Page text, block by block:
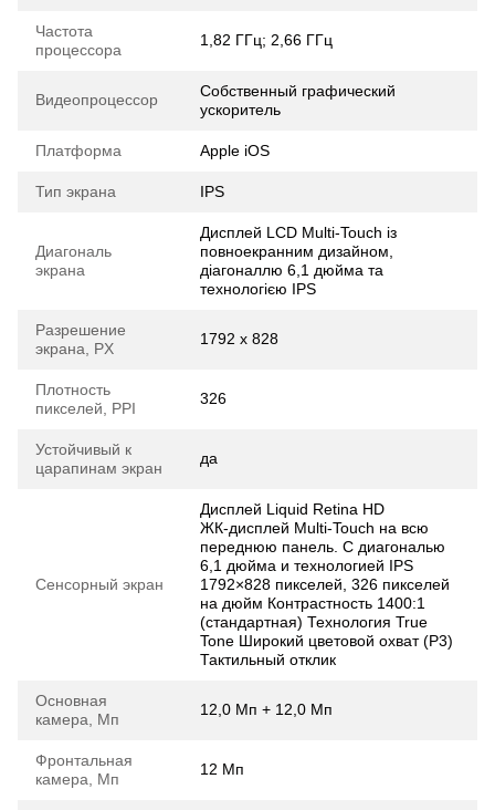
Частота
процессора
1,82 ГГц; 2,66 ГГц
Видеопроцессор
Собственный графический
ускоритель
Платформа Apple iOS
Тип экрана IPS
Диагональ
экрана
Дисплей LCD Multi-Touch із
повноекранним дизайном,
діагоналлю 6,1 дюйма та
технологією IPS
Разрешение
экрана, PX
1792 x 828
Плотность
пикселей, PPI
326
Устойчивый к
царапинам экран
да
Сенсорный экран
Дисплей Liquid Retina HD
ЖК‑дисплей Multi-Touch на всю
переднюю панель. С диагональю
6,1 дюйма и технологией IPS
1792×828 пикселей, 326 пикселей
на дюйм Контрастность 1400:1
(стандартная) Технология True
Tone Широкий цветовой охват (P3)
Тактильный отклик
Основная
камера, Мп
12,0 Мп + 12,0 Мп
Фронтальная
камера, Мп
12 Мп